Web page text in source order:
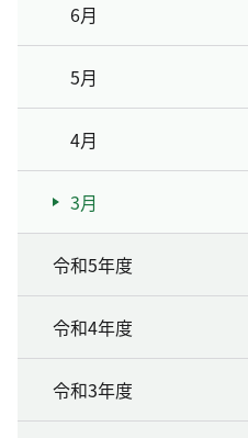
6月
5月
4月
3月
令和5年度
令和4年度
令和3年度